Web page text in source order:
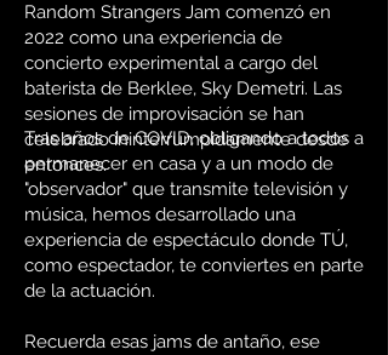
Random Strangers Jam comenzó en
2022 como una experiencia de
concierto experimental a cargo del
baterista de Berklee, Sky Demetri. Las
sesiones de improvisación se han
celebrado ininterrumpidamente desde
entonces.
Tras años de COVID, obligando a todos a
permanecer en casa y a un modo de
"observador" que transmite televisión y
música, hemos desarrollado una
experiencia de espectáculo donde TÚ,
como espectador, te conviertes en parte
de la actuación.
Recuerda esas jams de antaño, ese